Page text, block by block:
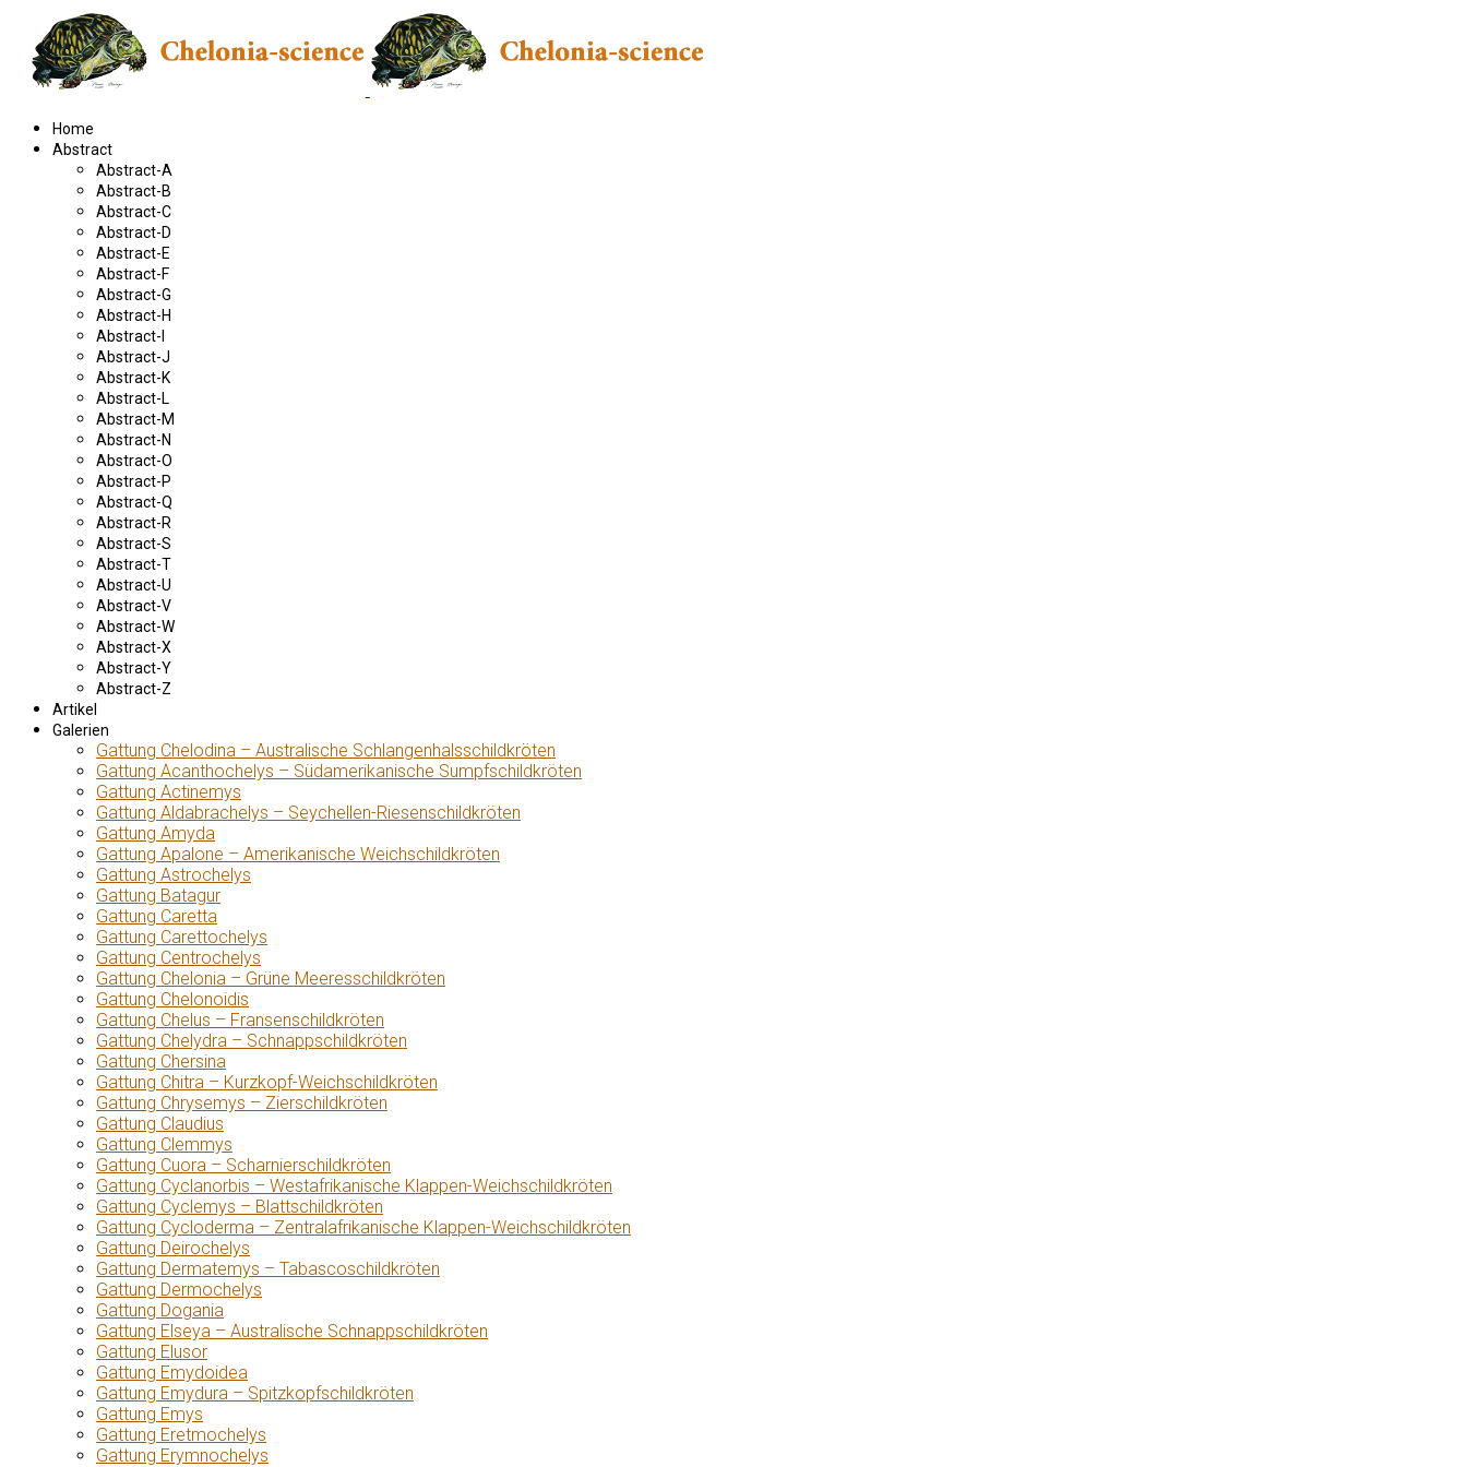
Home
Abstract
Abstract-A
Abstract-B
Abstract-C
Abstract-D
Abstract-E
Abstract-F
Abstract-G
Abstract-H
Abstract-I
Abstract-J
Abstract-K
Abstract-L
Abstract-M
Abstract-N
Abstract-O
Abstract-P
Abstract-Q
Abstract-R
Abstract-S
Abstract-T
Abstract-U
Abstract-V
Abstract-W
Abstract-X
Abstract-Y
Abstract-Z
Artikel
Galerien
Gattung Chelodina – Australische Schlangenhalsschildkröten
Gattung Acanthochelys – Südamerikanische Sumpfschildkröten
Gattung Actinemys
Gattung Aldabrachelys – Seychellen-Riesenschildkröten
Gattung Amyda
Gattung Apalone – Amerikanische Weichschildkröten
Gattung Astrochelys
Gattung Batagur
Gattung Caretta
Gattung Carettochelys
Gattung Centrochelys
Gattung Chelonia – Grüne Meeresschildkröten
Gattung Chelonoidis
Gattung Chelus – Fransenschildkröten
Gattung Chelydra – Schnappschildkröten
Gattung Chersina
Gattung Chitra – Kurzkopf-Weichschildkröten
Gattung Chrysemys – Zierschildkröten
Gattung Claudius
Gattung Clemmys
Gattung Cuora – Scharnierschildkröten
Gattung Cyclanorbis – Westafrikanische Klappen-Weichschildkröten
Gattung Cyclemys – Blattschildkröten
Gattung Cycloderma – Zentralafrikanische Klappen-Weichschildkröten
Gattung Deirochelys
Gattung Dermatemys – Tabascoschildkröten
Gattung Dermochelys
Gattung Dogania
Gattung Elseya – Australische Schnappschildkröten
Gattung Elusor
Gattung Emydoidea
Gattung Emydura – Spitzkopfschildkröten
Gattung Emys
Gattung Eretmochelys
Gattung Erymnochelys